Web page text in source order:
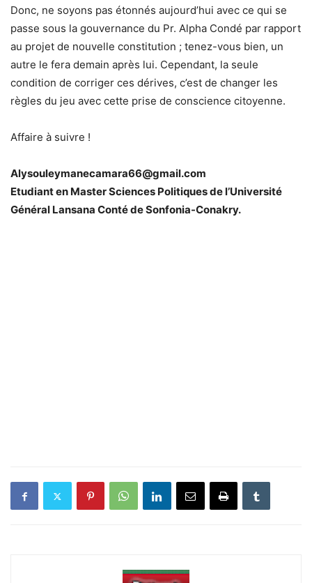
Donc, ne soyons pas étonnés aujourd’hui avec ce qui se
passe sous la gouvernance du Pr. Alpha Condé par rapport
au projet de nouvelle constitution ; tenez-vous bien, un
autre le fera demain après lui. Cependant, la seule
condition de corriger ces dérives, c’est de changer les
règles du jeu avec cette prise de conscience citoyenne.
Affaire à suivre !
Alysouleymanecamara66@gmail.com
Etudiant en Master Sciences Politiques de l’Université
Général Lansana Conté de Sonfonia-Conakry.